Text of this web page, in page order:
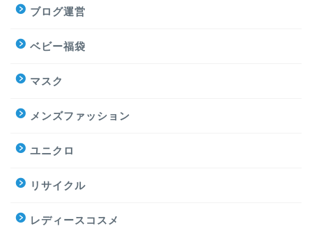
ブログ運営
ベビー福袋
マスク
メンズファッション
ユニクロ
リサイクル
レディースコスメ